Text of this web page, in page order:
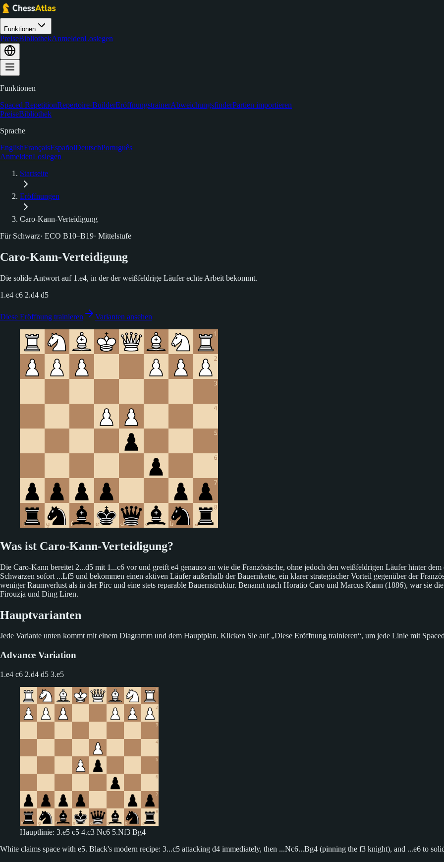
Funktionen
PreiseBibliothekAnmeldenLoslegen
Funktionen
Spaced RepetitionRepertoire-BuilderEröffnungstrainerAbweichungsfinderPartien importieren
PreiseBibliothek
Sprache
EnglishFrançaisEspañolDeutschPortuguês
AnmeldenLoslegen
Startseite
Eröffnungen
Caro-Kann-Verteidigung
Für Schwarz· ECO B10–B19· Mittelstufe
Caro-Kann-Verteidigung
Die solide Antwort auf 1.e4, in der der weißfeldrige Läufer echte Arbeit bekommt.
1.e4 c6 2.d4 d5
Diese Eröffnung trainieren Varianten ansehen
Was ist Caro-Kann-Verteidigung?
Die Caro-Kann bereitet 2...d5 mit 1...c6 vor und greift e4 genauso an wie die Französische, ohne jedoch den weißfeldrigen Läufer hinter
Schwarzen sofort ...Lf5 und bekommen einen aktiven Läufer außerhalb der Bauernkette, ein klarer strategischer Vorteil gegenüber der
weniger Raumverlust als in der Pirc und eine stets reparable Bauernstruktur. Benannt nach Horatio Caro und Marcus Kann (1886), war sie
Firouzja und Ding Liren.
Hauptvarianten
Jede Variante unten kommt mit einem Diagramm und dem Hauptplan. Klicken Sie auf „Diese Eröffnung trainieren“, um jede Linie mit
Advance Variation
1.e4 c6 2.d4 d5 3.e5
Hauptlinie: 3.e5 c5 4.c3 Nc6 5.Nf3 Bg4
White claims space with e5. Black's modern recipe: 3...c5 attacking d4 immediately, then ...Nc6...Bg4 (pinning the f3 knight), and ...e6 to